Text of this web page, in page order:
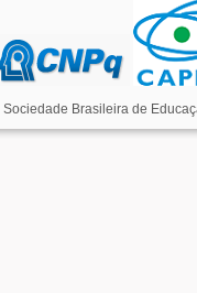
Sociedade Brasileira de